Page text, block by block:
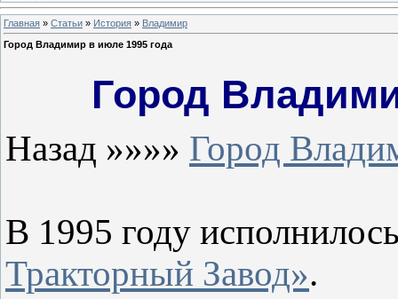
Главная » Статьи » История » Владимир
Город Владимир в июле 1995 года
Город
Назад »»»» Город
В 1995 году
Тракторный Завод».